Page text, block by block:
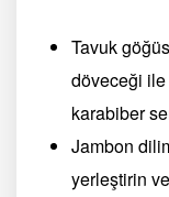
Tavuk
döveceği ile
karabiber
Jambon
yerleştirin